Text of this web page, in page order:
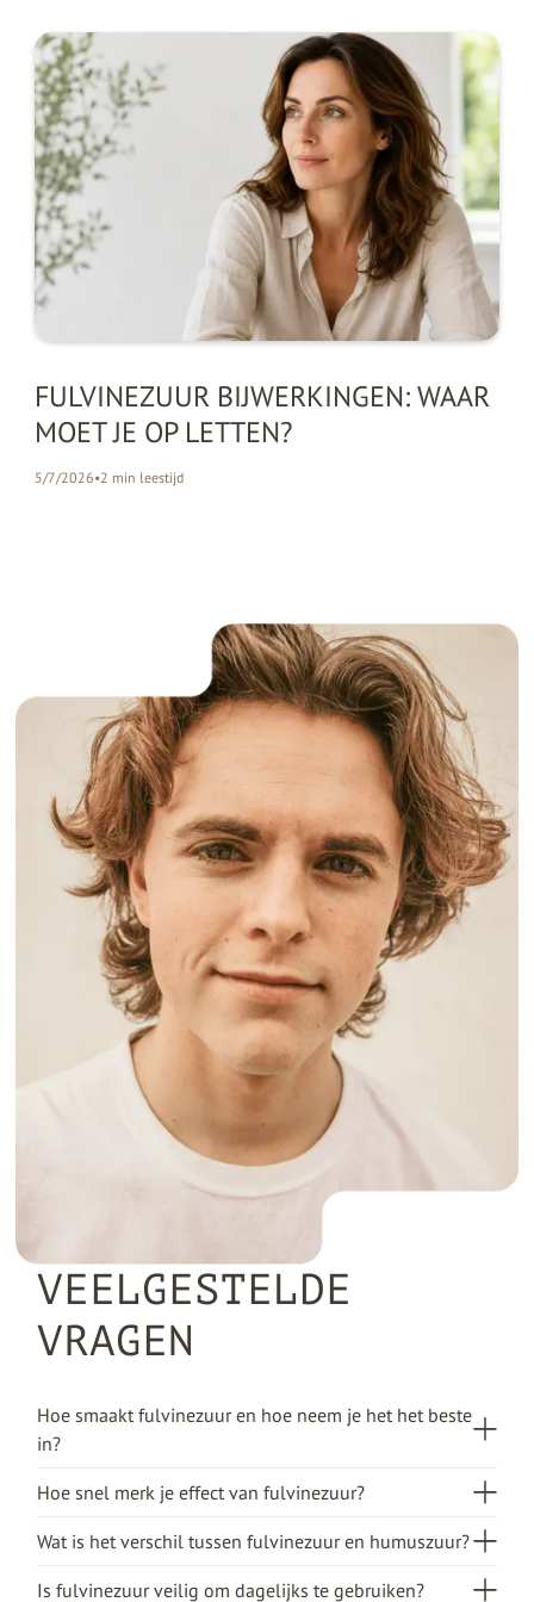
FULVINEZUUR BIJWERKINGEN: WAAR
MOET JE OP LETTEN?
5/7/2026•2 min leestijd
VEELGESTELDE
VRAGEN
Hoe smaakt fulvinezuur en hoe neem je het het beste
in?
Fulvinezuur heeft van zichzelf een heel milde, bijna
neutrale smaak. De meeste mensen proeven het
nauwelijks wanneer ze het in een glas water
druppelen. Sommigen omschrijven het als een heel
lichte minerale smaak, maar vaak proef je het
Hoe snel merk je effect van fulvinezuur?
Dat verschilt per persoon en hangt vooral af van je
beginsituatie. Fulvinezuur ondersteunt de opname
en beschikbaarheid van de mineralen die je al
Wat is het verschil tussen fulvinezuur en humuszuur?
Humuszuur is grootmoleculair → blijft vooral in
Is fulvinezuur veilig om dagelijks te gebruiken?